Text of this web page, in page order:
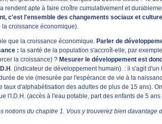
apte à faire croître cumulativement et
c'est l'ensemble des changements sociaux et
croissance économique).
que la croissance économique.
Parler de
: la santé de la population s'accroît-elle, par
la croissance) ? Mesurer le développement est
. (indicateur de développement humain). : il s'agit
de vie (mesurée par l'espérance de vie à la
d'alphabétisation des adultes de plus de 15 ans).
l'I.D.H. (accès à l'eau potable, part des enfants de 5 ans
notions du chapitre 1. Vous y trouverez bien davantage